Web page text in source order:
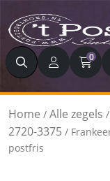
Zoeken 0
Home / Alle zegels /
2720-3375 /
postfris